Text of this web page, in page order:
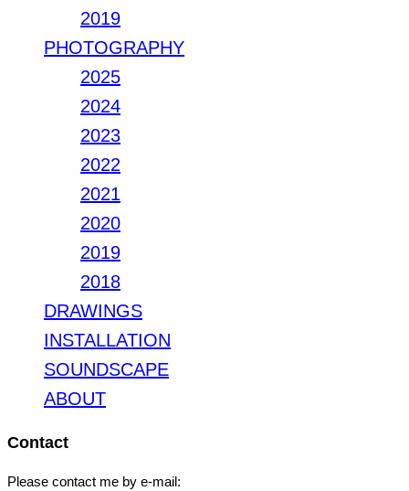
2019
PHOTOGRAPHY
2025
2024
2023
2022
2021
2020
2019
2018
DRAWINGS
INSTALLATION
SOUNDSCAPE
ABOUT
Contact
Please contact me by e-mail: